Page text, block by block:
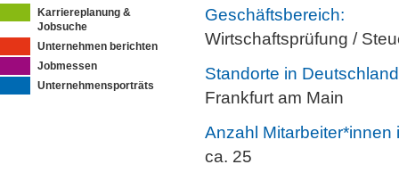
Karriereplanung &
Jobsuche
Unternehmen berichten
Jobmessen
Unternehmensporträts
Geschäftsbereich:
Wirtschaftsprüfung /
Standorte in
Frankfurt am Main
Anzahl Mitarbeiter*innen
ca. 25